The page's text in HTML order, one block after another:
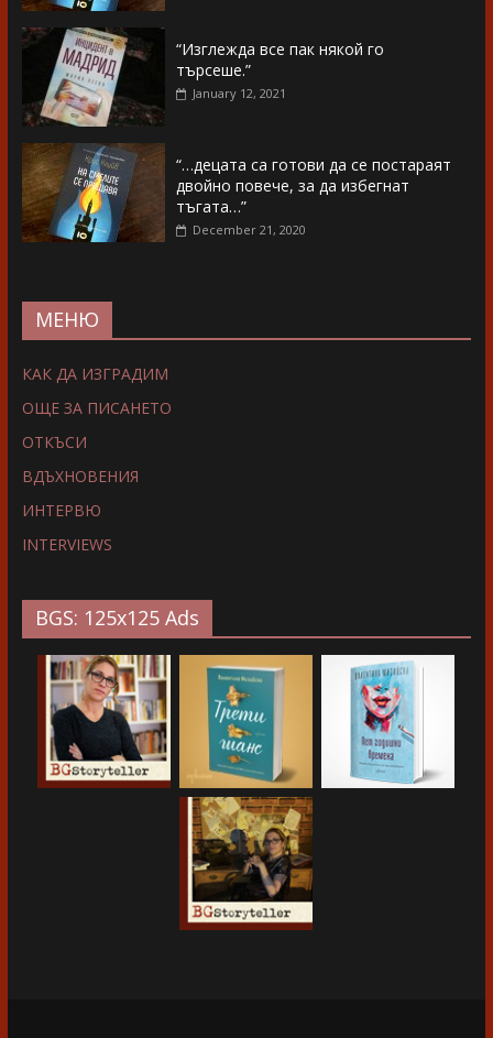
“Изглежда все пак някой го
търсеше.”
January 12, 2021
“…децата са готови да се постараят
двойно повече, за да избегнат
тъгата…”
December 21, 2020
МЕНЮ
КАК ДА ИЗГРАДИМ
ОЩЕ ЗА ПИСАНЕТО
ОТКЪСИ
ВДЪХНОВЕНИЯ
ИНТЕРВЮ
INTERVIEWS
BGS: 125x125 Ads